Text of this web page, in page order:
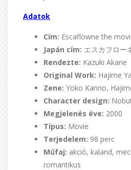
Adatok
Cím: Escaflowne the
Japán cím: エスカフロー
Rendezte: Kazuki Akane
Original Work: Hajime
Zene: Yoko Kanno,
Character design:
Megjelenés éve: 2000
Típus: Movie
Terjedelem: 98 perc
Műfaj: akció, kaland,
romantikus